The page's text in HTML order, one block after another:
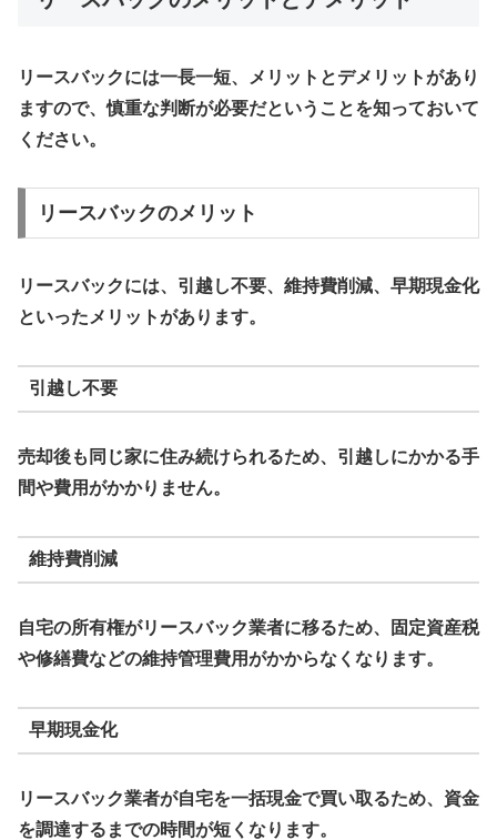
リースバックには一長一短、メリットとデメリットがあり
ますので、慎重な判断が必要だということを知っておいて
ください。
リースバックのメリット
リースバックには、引越し不要、維持費削減、早期現金化
といったメリットがあります。
引越し不要
売却後も同じ家に住み続けられるため、引越しにかかる手
間や費用がかかりません。
維持費削減
自宅の所有権がリースバック業者に移るため、固定資産税
や修繕費などの維持管理費用がかからなくなります。
早期現金化
リースバック業者が自宅を一括現金で買い取るため、資金
を調達するまでの時間が短くなります。